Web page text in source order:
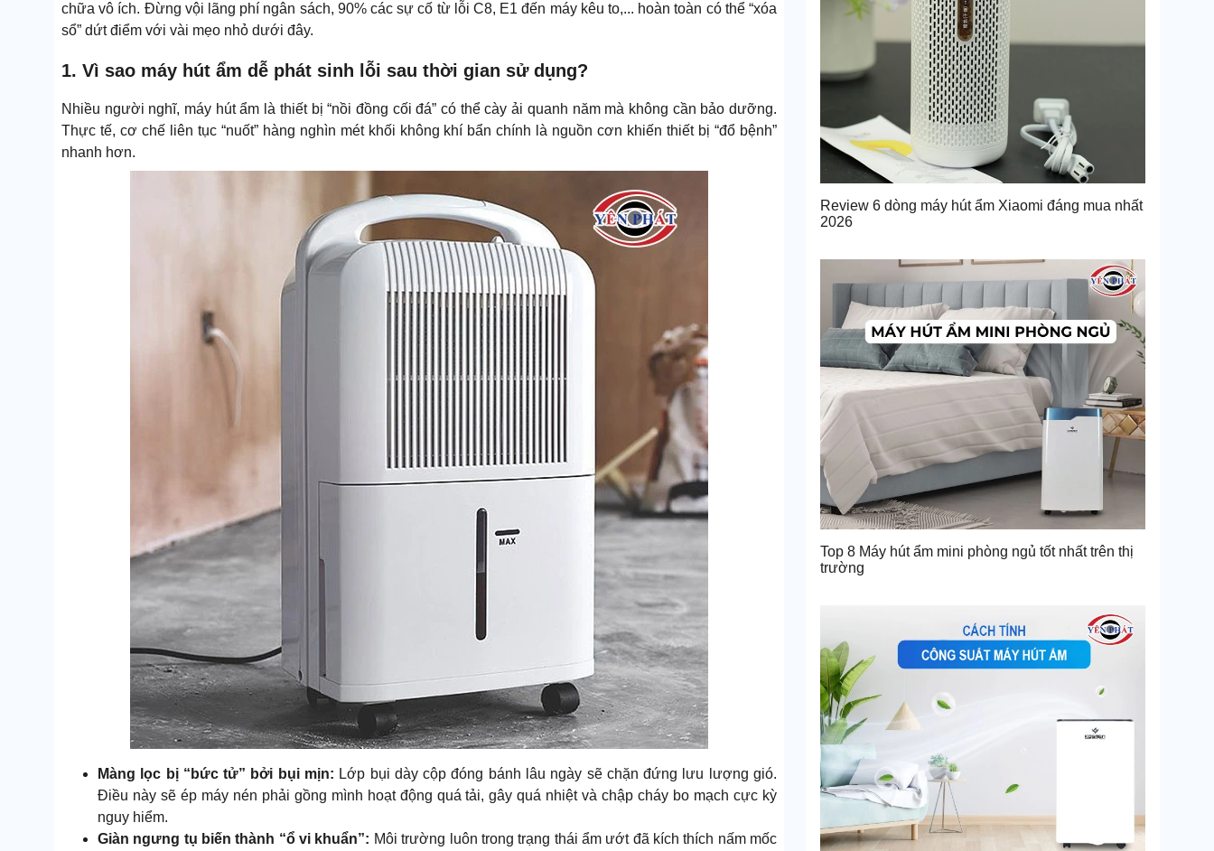
chữa vô ích. Đừng vội lãng phí ngân sách, 90% các sự cố từ lỗi C8, E1 đến máy kêu to,... hoàn toàn có thể “xóa
sổ” dứt điểm với vài mẹo nhỏ dưới đây.
1. Vì sao máy hút ẩm dễ phát sinh lỗi sau thời gian sử dụng?
Nhiều người nghĩ, máy hút ẩm là thiết bị “nồi đồng cối đá” có thể cày ải quanh năm mà không cần bảo dưỡng.
Thực tế, cơ chế liên tục “nuốt” hàng nghìn mét khối không khí bẩn chính là nguồn cơn khiến thiết bị “đổ bệnh”
nhanh hơn.
Màng lọc bị “bức tử” bởi bụi mịn: Lớp bụi dày cộp đóng bánh lâu ngày sẽ chặn đứng lưu lượng gió.
Điều này sẽ ép máy nén phải gồng mình hoạt động quá tải, gây quá nhiệt và chập cháy bo mạch cực kỳ
nguy hiểm.
Giàn ngưng tụ biến thành “ổ vi khuẩn”: Môi trường luôn trong trạng thái ẩm ướt đã kích thích nấm mốc
Review 6 dòng máy hút ẩm Xiaomi đáng mua nhất
2026
Top 8 Máy hút ẩm mini phòng ngủ tốt nhất trên thị
trường